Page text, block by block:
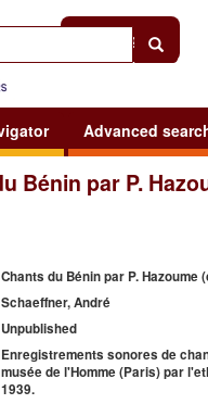
Sign in
Advanced
Bénin par P.
Chants du Bénin par P.
Schaeffner, André
Unpublished
Enregistrements sonores de
musée de l'Homme (Paris) par
1939.